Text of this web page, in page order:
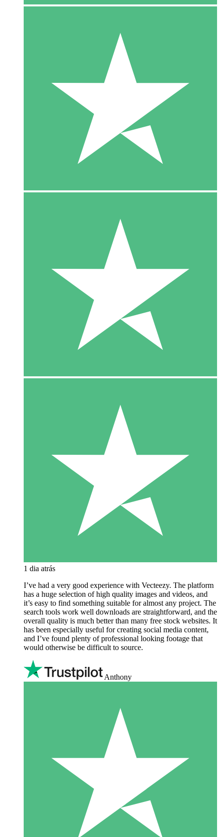
1 dia atrás
I’ve had a very good experience with Vecteezy. The platform
has a huge selection of high quality images and videos, and
it’s easy to find something suitable for almost any project. The
search tools work well downloads are straightforward, and the
overall quality is much better than many free stock websites. It
has been especially useful for creating social media content,
and I’ve found plenty of professional looking footage that
would otherwise be difficult to source.
Anthony